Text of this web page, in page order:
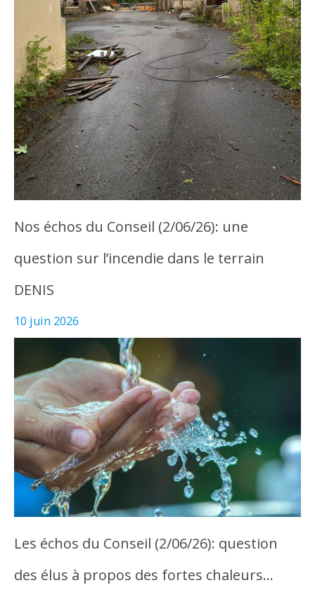
Nos échos du Conseil (2/06/26): une
question sur l’incendie dans le terrain
DENIS
10 juin 2026
Les échos du Conseil (2/06/26): question
des élus à propos des fortes chaleurs…